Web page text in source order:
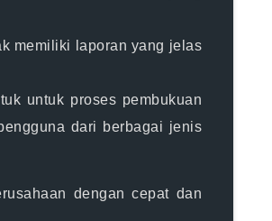
memiliki laporan yang jelas
untuk proses pembukuan
dari berbagai jenis
dengan cepat dan